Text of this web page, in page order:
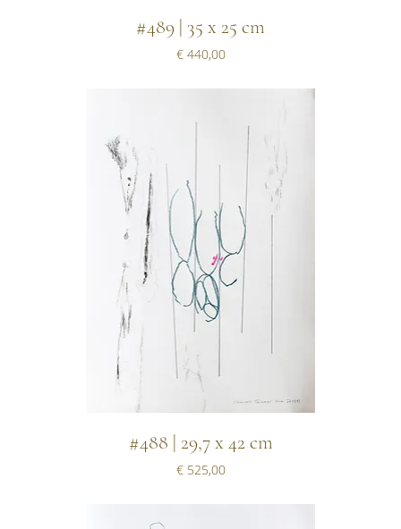
#489 | 35 x 25 cm
Prijs
€ 440,00
#488 | 29,7 x 42 cm
Prijs
€ 525,00